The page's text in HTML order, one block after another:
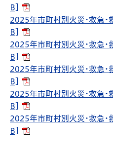
B]
2025年市町村別火災・救急・
B]
2025年市町村別火災・救急・
B]
2025年市町村別火災・救急・
B]
2025年市町村別火災・救急・
B]
2025年市町村別火災・救急・
B]